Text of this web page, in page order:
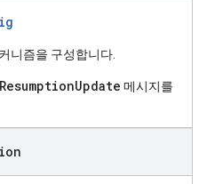
니즘을 구성합니다.
메시지를